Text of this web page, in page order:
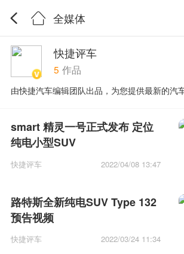
全媒体
快捷评车
5 作品
由快捷汽车编辑团队出品，为您提供最新的汽车
smart 精灵一号正式发布 定位
纯电小型SUV
快捷评车 2022/04/08 13:47
路特斯全新纯电SUV Type 132
预告视频
快捷评车 2022/03/24 11:34